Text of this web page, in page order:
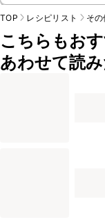
TOP レシピリスト その
こちらもお
あわせて読